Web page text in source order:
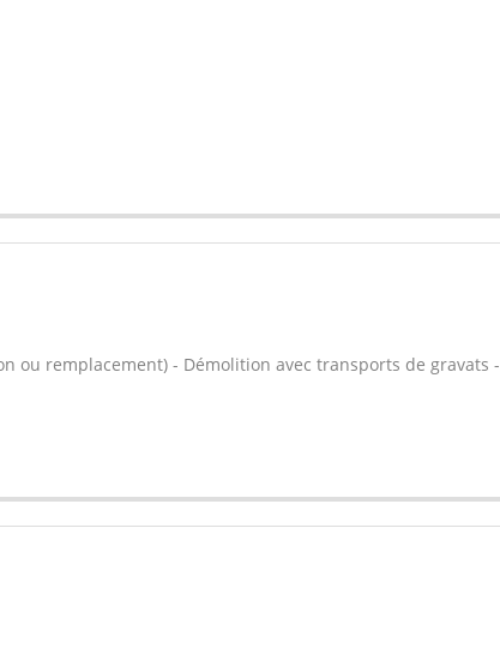
ou remplacement) - Démolition avec transports de gravats -